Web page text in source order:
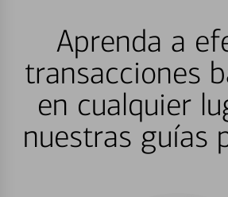
Aprenda a
transacciones
en cualquier
nuestras guías